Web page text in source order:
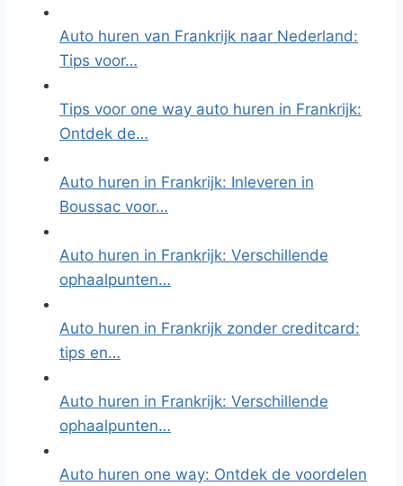
Auto huren van Frankrijk naar Nederland:
Tips voor…
Tips voor one way auto huren in Frankrijk:
Ontdek de…
Auto huren in Frankrijk: Inleveren in
Boussac voor…
Auto huren in Frankrijk: Verschillende
ophaalpunten…
Auto huren in Frankrijk zonder creditcard:
tips en…
Auto huren in Frankrijk: Verschillende
ophaalpunten…
Auto huren one way: Ontdek de voordelen